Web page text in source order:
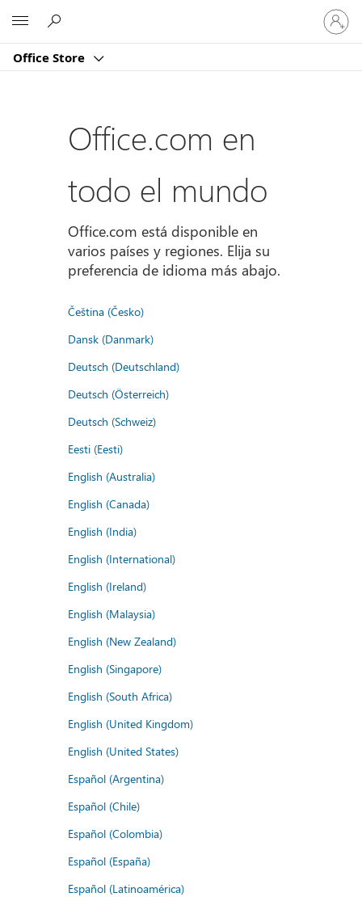
Office Store
Iniciar
sesión
en
cuenta
Office.com en
todo el mundo
Office.com está disponible en
varios países y regiones. Elija su
preferencia de idioma más abajo.
Čeština (Česko)
Dansk (Danmark)
Deutsch (Deutschland)
Deutsch (Österreich)
Deutsch (Schweiz)
Eesti (Eesti)
English (Australia)
English (Canada)
English (India)
English (International)
English (Ireland)
English (Malaysia)
English (New Zealand)
English (Singapore)
English (South Africa)
English (United Kingdom)
English (United States)
Español (Argentina)
Español (Chile)
Español (Colombia)
Español (España)
Español (Latinoamérica)